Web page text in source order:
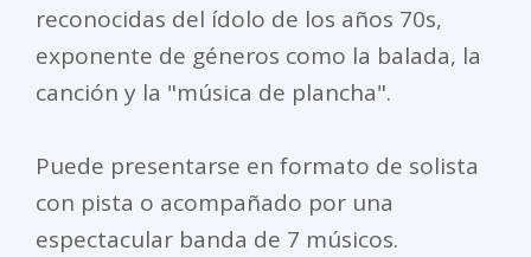
reconocidas del ídolo de los años 70s,
exponente de géneros como la balada, la
canción y la "música de plancha".
Puede presentarse en formato de solista
con pista o acompañado por una
espectacular banda de 7 músicos.